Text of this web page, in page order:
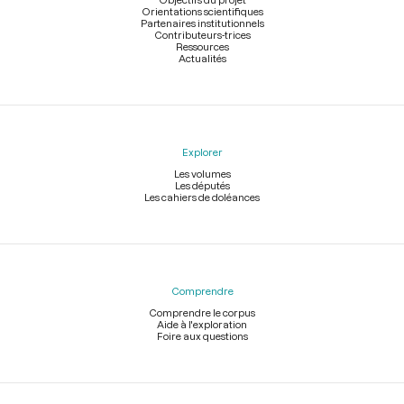
Orientations scientifiques
Partenaires institutionnels
Contributeurs-trices
Ressources
Actualités
Explorer
Les volumes
Les députés
Les cahiers de doléances
Comprendre
Comprendre le corpus
Aide à l'exploration
Foire aux questions